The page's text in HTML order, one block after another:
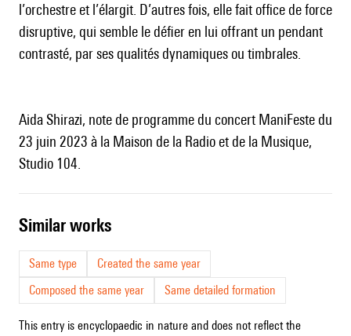
l’orchestre et l’élargit. D’autres fois, elle fait office de force
disruptive, qui semble le défier en lui offrant un pendant
contrasté, par ses qualités dynamiques ou timbrales.
Aida Shirazi, note de programme du concert ManiFeste du
23 juin 2023 à la Maison de la Radio et de la Musique,
Studio 104.
similar works
Same type
Created the same year
Composed the same year
Same detailed formation
This entry is encyclopaedic in nature and does not reflect the